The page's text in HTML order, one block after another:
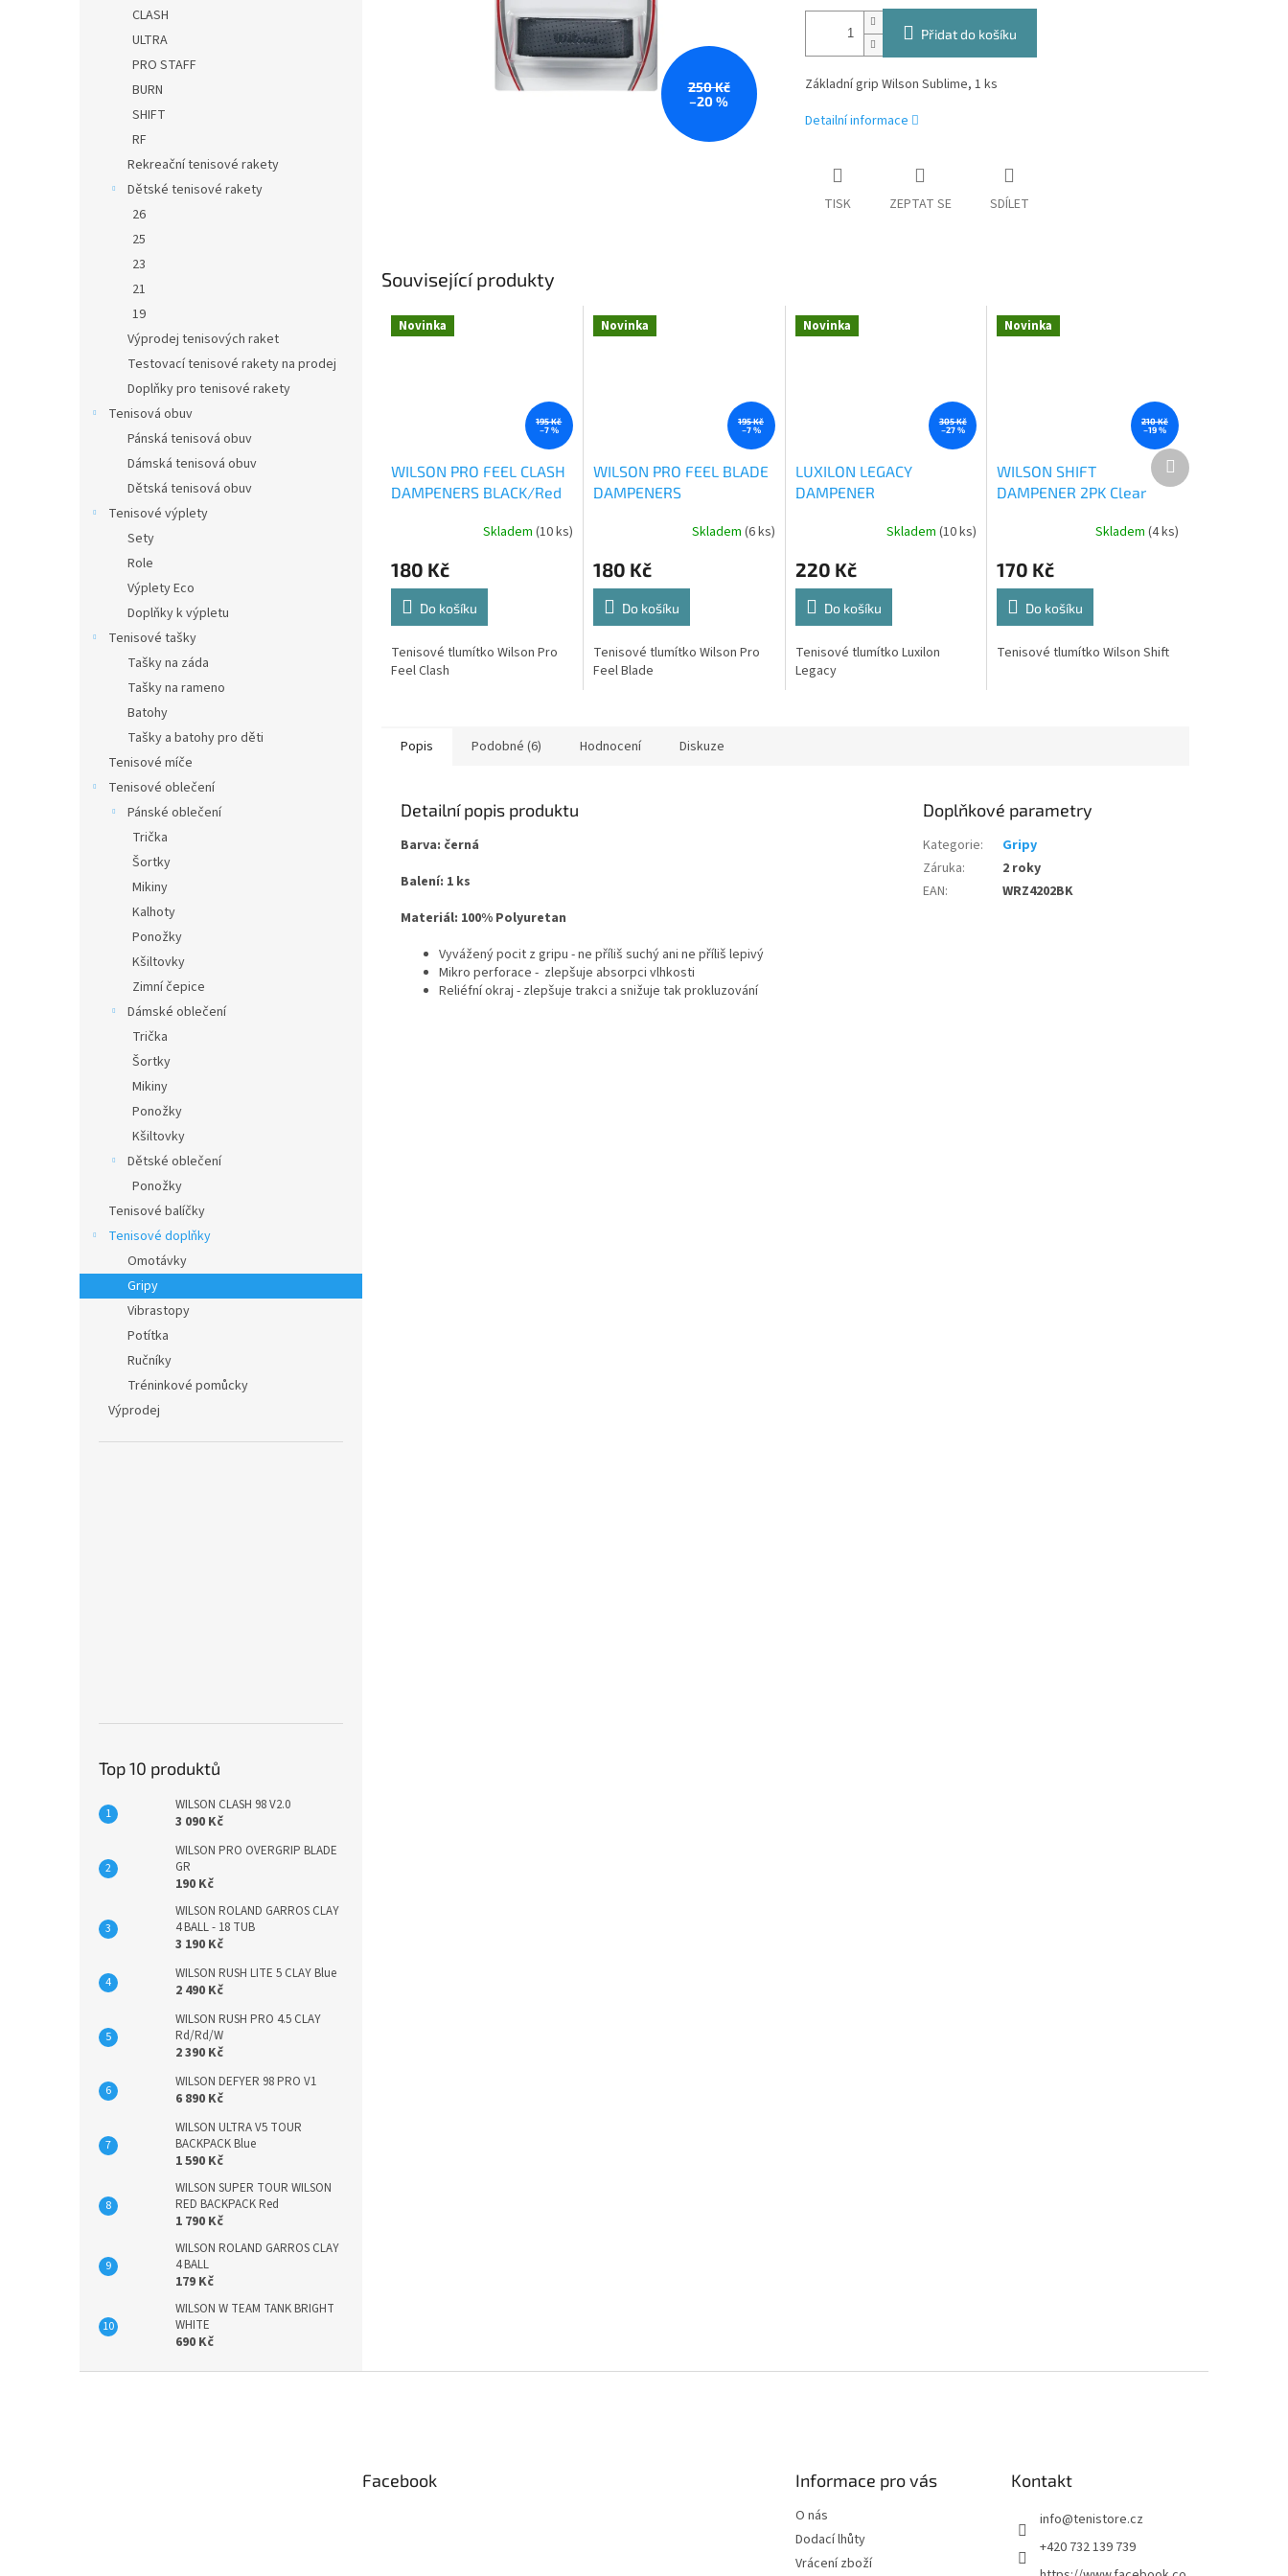
CLASH
ULTRA
PRO STAFF
BURN
SHIFT
RF
Rekreační tenisové rakety
Dětské tenisové rakety
26
25
23
21
19
Výprodej tenisových raket
Testovací tenisové rakety na prodej
Doplňky pro tenisové rakety
Tenisová obuv
Pánská tenisová obuv
Dámská tenisová obuv
Dětská tenisová obuv
Tenisové výplety
Sety
Role
Výplety Eco
Doplňky k výpletu
Tenisové tašky
Tašky na záda
Tašky na rameno
Batohy
Tašky a batohy pro děti
Tenisové míče
Tenisové oblečení
Pánské oblečení
Trička
Šortky
Mikiny
Kalhoty
Ponožky
Kšiltovky
Zimní čepice
Dámské oblečení
Trička
Šortky
Mikiny
Ponožky
Kšiltovky
Dětské oblečení
Ponožky
Tenisové balíčky
Tenisové doplňky
Omotávky
Gripy
Vibrastopy
Potítka
Ručníky
Tréninkové pomůcky
Výprodej
Top 10 produktů
WILSON CLASH 98 V2.0
3 090 Kč
WILSON PRO OVERGRIP BLADE
GR
190 Kč
WILSON ROLAND GARROS CLAY
4 BALL - 18 TUB
3 190 Kč
WILSON RUSH LITE 5 CLAY Blue
2 490 Kč
WILSON RUSH PRO 4.5 CLAY
Rd/Rd/W
2 390 Kč
WILSON DEFYER 98 PRO V1
6 890 Kč
WILSON ULTRA V5 TOUR
BACKPACK Blue
1 590 Kč
WILSON SUPER TOUR WILSON
RED BACKPACK Red
1 790 Kč
WILSON ROLAND GARROS CLAY
4 BALL
179 Kč
WILSON W TEAM TANK BRIGHT
WHITE
690 Kč
250 Kč
–20 %
Přidat do košíku
Základní grip Wilson Sublime, 1 ks
Detailní informace
TISK ZEPTAT SE SDÍLET
Související produkty
Novinka
195 Kč
–7 %
WILSON PRO FEEL CLASH
DAMPENERS BLACK/Red
Skladem (10 ks)
180 Kč
Do košíku
Tenisové tlumítko Wilson Pro
Feel Clash
Novinka
195 Kč
–7 %
WILSON PRO FEEL BLADE
DAMPENERS
Skladem (6 ks)
180 Kč
Do košíku
Tenisové tlumítko Wilson Pro
Feel Blade
Novinka
305 Kč
–27 %
LUXILON LEGACY
DAMPENER
Skladem(10 ks)
220 Kč
Do košíku
Tenisové tlumítko Luxilon
Legacy
Novinka
210 Kč
–19 %
WILSON SHIFT
DAMPENER 2PK Clear
Skladem (4 ks)
170 Kč
Do košíku
Tenisové tlumítko Wilson Shift
Další
produkt
Popis Podobné (6) Hodnocení Diskuze
Detailní popis produktu
Barva: černá
Balení: 1 ks
Materiál: 100% Polyuretan
Vyvážený pocit z gripu - ne příliš suchý ani ne příliš lepivý
Mikro perforace - zlepšuje absorpci vlhkosti
Reliéfní okraj - zlepšuje trakci a snižuje tak prokluzování
Doplňkové parametry
Kategorie:
Gripy
Záruka:
2 roky
EAN: WRZ4202BK
Facebook Informace pro vás
O nás
Dodací lhůty
Vrácení zboží
Kontakt
info@tenistore.cz
+420 732 139 739